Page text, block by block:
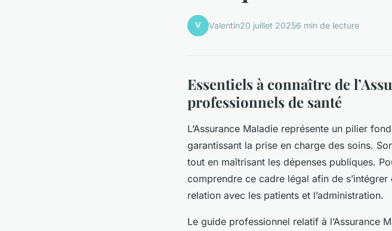
V Valentin20 juillet 20256 min de lecture
Essentiels à connaître de
professionnels de santé
L’Assurance Maladie représente un pilier
garantissant la prise en charge des soins.
tout en maîtrisant les dépenses publiques.
comprendre ce cadre légal afin de
relation avec les patients et l’administration.
Le guide professionnel relatif à l’Assurance